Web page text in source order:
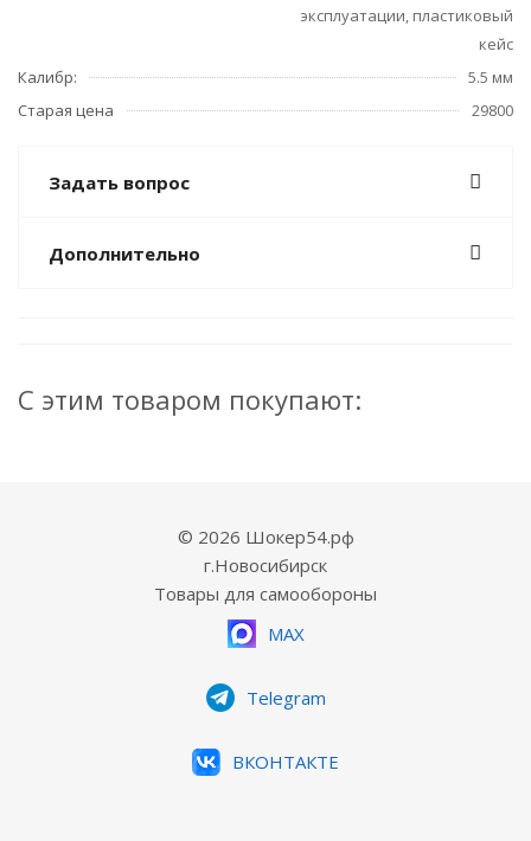
эксплуатации, пластиковый
кейс
Калибр:
5.5 мм
Старая цена
29800
Задать вопрос
Дополнительно
С этим товаром покупают:
© 2026 Шокер54.рф
г.Новосибирск
Товары для самообороны
MAX
Telegram
ВКОНТАКТЕ